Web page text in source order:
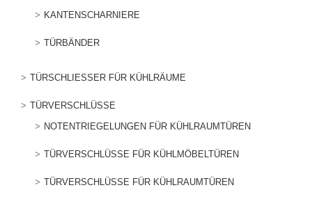
KANTENSCHARNIERE
TÜRBÄNDER
TÜRSCHLIESSER FÜR KÜHLRÄUME
TÜRVERSCHLÜSSE
NOTENTRIEGELUNGEN FÜR KÜHLRAUMTÜREN
TÜRVERSCHLÜSSE FÜR KÜHLMÖBELTÜREN
TÜRVERSCHLÜSSE FÜR KÜHLRAUMTÜREN